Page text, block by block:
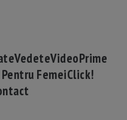
VedeteVideoPrime
FemeiClick!